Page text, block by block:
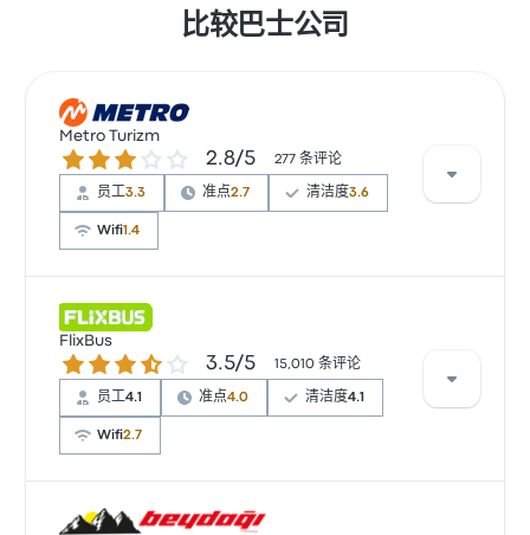
比较巴士公司
Metro Turizm
2.8 / 5 星 2.8/5 277 条评论
员工3.3 准点2.7 清洁度3.6
Wifi1.4
根据 277 条评论，该公司在 Busbud 上被评为 2.8 颗
星。旅客对 出发地点 和 车票资源 特别满意，但对 无线
上网 经常有所抱怨。 Metro Turizm 在此路线提供的票价
为 ¥128 起
FlixBus
3.5 / 5 星 3.5/5 15,010 条评论
员工4.1 准点4.0 清洁度4.1
Wifi2.7
根据 15010 条评论，该公司在 Busbud 上被评为 3.5 颗